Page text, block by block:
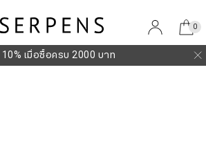
0
เมื่อซื้อครบ 2000 บาท